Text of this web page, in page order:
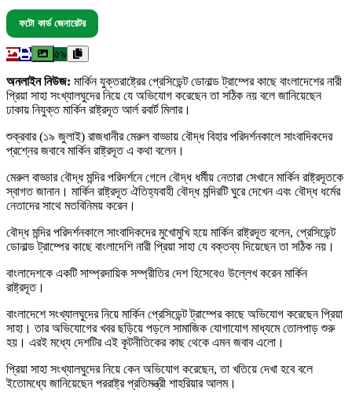
ফটো কার্ড জেনারেটর
৫৯
অনলাইন নিউজ: মার্কিন যুক্তরাষ্ট্রের প্রেসিডেন্ট ডোনাল্ড ট্রাম্পের কাছে বাংলাদেশের নারী
প্রিয়া সাহা সংখ্যালঘুদের নিয়ে যে অভিযোগ করেছেন তা সঠিক নয় বলে জানিয়েছেন
ঢাকায় নিযুক্ত মার্কিন রাষ্ট্রদূত আর্ল রবার্ট মিলার।
শুক্রবার (১৯ জুলাই) রাজধানীর মেরুল বাড্ডায় বৌদ্ধ বিহার পরিদর্শনকালে সাংবাদিকদের
প্রশ্নের জবাবে মার্কিন রাষ্ট্রদূত এ কথা বলেন।
মেরুল বাড্ডার বৌদ্ধ মন্দির পরিদর্শনে গেলে বৌদ্ধ ধর্মীয় নেতারা সেখানে মার্কিন রাষ্ট্রদূতকে
স্বাগত জানান। মার্কিন রাষ্ট্রদূত ঐতিহ্যবাহী বৌদ্ধ মন্দিরটি ঘুরে দেখেন এবং বৌদ্ধ ধর্মের
নেতাদের সাথে মতবিনিময় করেন।
বৌদ্ধ মন্দির পরিদর্শনকালে সাংবাদিকদের মুখোমুখি হয়ে মার্কিন রাষ্ট্রদূত বলেন, প্রেসিডেন্ট
ডোনাল্ড ট্রাম্পের কাছে বাংলাদেশি নারী প্রিয়া সাহা যে বক্তব্য দিয়েছেন তা সঠিক নয়।
বাংলাদেশকে একটি সাম্প্রদায়িক সম্প্রীতির দেশ হিসেবেও উল্লেখ করেন মার্কিন
রাষ্ট্রদূত।
বাংলাদেশে সংখ্যালঘুদের নিয়ে মার্কিন প্রেসিডেন্ট ট্রাম্পের কাছে অভিযোগ করেছেন প্রিয়া
সাহা। তার অভিযোগের খবর ছড়িয়ে পড়লে সামাজিক যোগাযোগ মাধ্যমে তোলপাড় শুরু
হয়। এরই মধ্যে দেশটির এই কূটনীতিকের কাছ থেকে এমন জবাব এলো।
প্রিয়া সাহা সংখ্যালঘুদের নিয়ে কেন অভিযোগ করেছেন, তা খতিয়ে দেখা হবে বলে
ইতোমধ্যে জানিয়েছেন পররাষ্ট্র প্রতিমন্ত্রী শাহরিয়ার আলম।